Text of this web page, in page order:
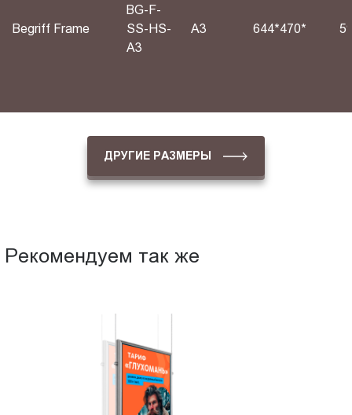
Begriff Frame
BG-F-
SS-HS-
A3
A3 644*470*
ДРУГИЕ РАЗМЕРЫ
Рекомендуем так же